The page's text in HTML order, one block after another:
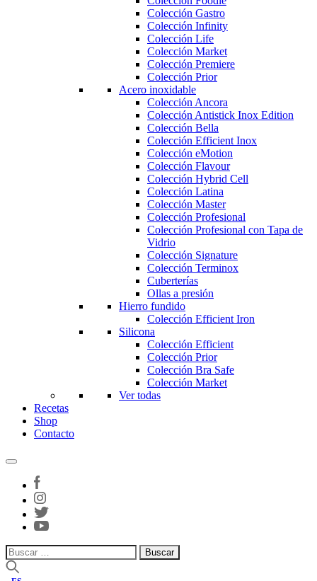
Colección Gastro
Colección Infinity
Colección Life
Colección Market
Colección Premiere
Colección Prior
Acero inoxidable
Colección Ancora
Colección Antistick Inox Edition
Colección Bella
Colección Efficient Inox
Colección eMotion
Colección Flavour
Colección Hybrid Cell
Colección Latina
Colección Master
Colección Profesional
Colección Profesional con Tapa de
Vidrio
Colección Signature
Colección Terminox
Cuberterías
Ollas a presión
Hierro fundido
Colección Efficient Iron
Silicona
Colección Efficient
Colección Prior
Colección Bra Safe
Colección Market
Ver todas
Recetas
Shop
Contacto
Buscar: